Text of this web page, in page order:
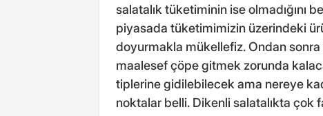
salatalık tüketiminin ise olmadığını
piyasada tüketimimizin üzerindeki
doyurmakla mükellefiz. Ondan sonra
maalesef çöpe gitmek zorunda
tiplerine gidilebilecek ama nereye
noktalar belli. Dikenli salatalıkta